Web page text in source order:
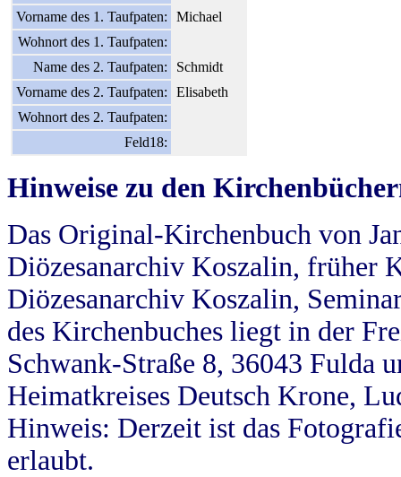
Vorname des 1. Taufpaten:
Michael
Wohnort des 1. Taufpaten:
Name des 2. Taufpaten:
Schmidt
Vorname des 2. Taufpaten:
Elisabeth
Wohnort des 2. Taufpaten:
Feld18:
Hinweise zu den
Das Original-Kirchenbuch von
Diözesanarchiv Koszalin, früher
Diözesanarchiv Koszalin,
des Kirchenbuches liegt in der
Schwank-Straße 8, 36043 Fulda
Heimatkreises Deutsch Krone,
Hinweis: Derzeit ist das
erlaubt.